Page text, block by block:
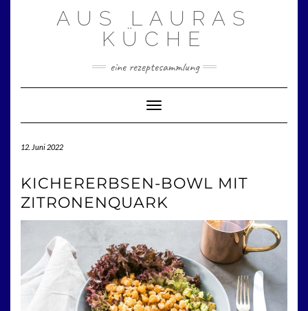
AUS LAURAS
KÜCHE
eine rezeptesammlung
Toggle Navigation
12. Juni 2022
KICHERERBSEN-BOWL MIT
ZITRONENQUARK